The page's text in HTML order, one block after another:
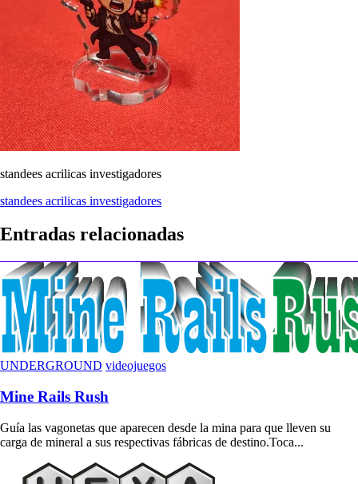
standees acrilicas investigadores
Navegación
de
entradas
standees acrilicas investigadores
Entradas relacionadas
UNDERGROUND videojuegos
Mine Rails Rush
Guía las vagonetas que aparecen desde la mina para que lleven su
carga de mineral a sus respectivas fábricas de destino.Toca...